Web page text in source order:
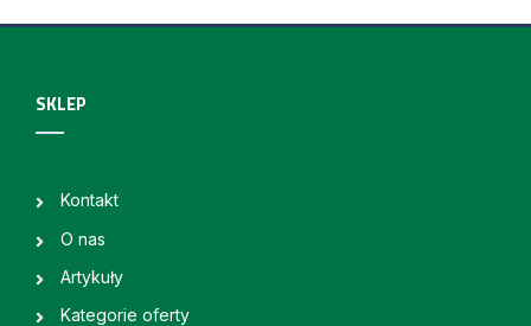
SKLEP
Kontakt
O nas
Artykuły
Kategorie oferty